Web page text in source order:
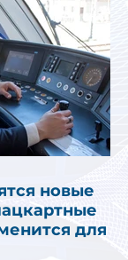
новые
для